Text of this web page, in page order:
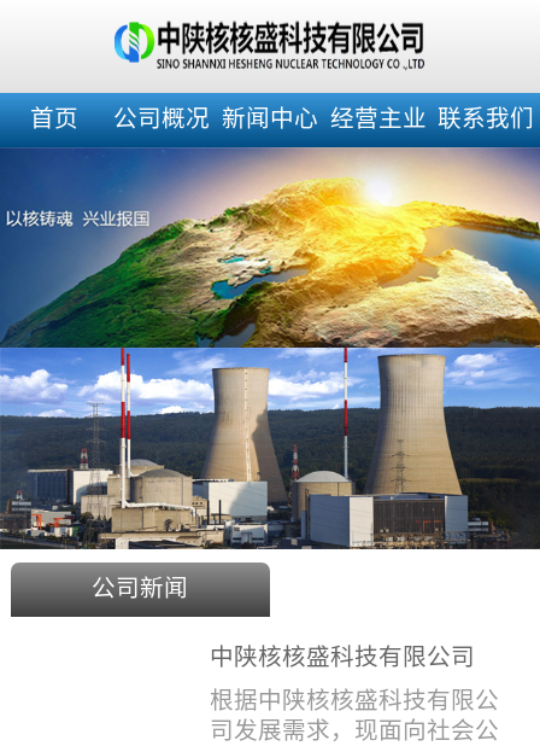
首页 公司概况 新闻中心 经营主业 联系我们
公司新闻
中陕核核盛科技有限公司
2025年度招聘公告
根据中陕核核盛科技有限公
司发展需求，现面向社会公